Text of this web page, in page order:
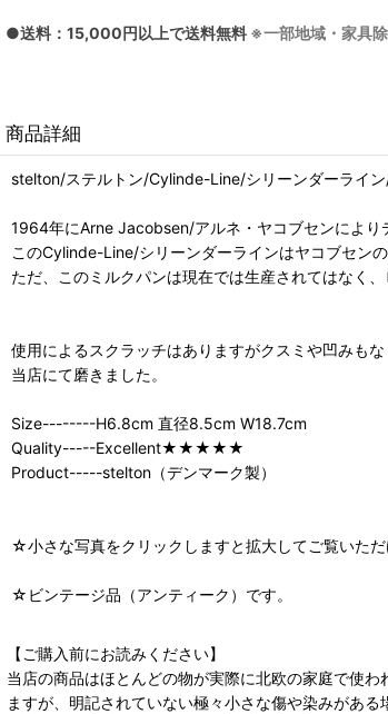
●送料：15,000円以上で送料無料 ※一部地域・家具除
商品詳細
stelton/ステルトン/Cylinde-Line/シリーンダーライ
1964年にArne Jacobsen/アルネ・ヤコブセンにより
このCylinde-Line/シリーンダーラインはヤコブセン
ただ、このミルクパンは現在では生産されてはなく
使用によるスクラッチはありますがクスミや凹みも
当店にて磨きました。
Size--------H6.8cm 直径8.5cm W18.7cm
Quality-----Excellent★★★★★
Product-----stelton（デンマーク製）
☆小さな写真をクリックしますと拡大してご覧いただ
☆ビンテージ品（アンティーク）です。
【ご購入前にお読みください】
当店の商品はほとんどの物が実際に北欧の家庭で使
ますが、明記されていない極々小さな傷や染みがあ